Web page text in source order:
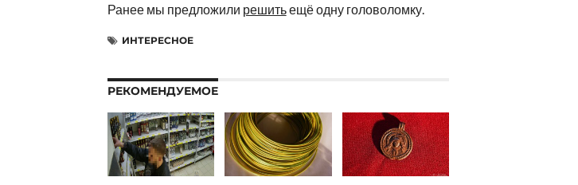
Ранее мы предложили решитьещё одну головоломку.
ИНТЕРЕСНОЕ
РЕКОМЕНДУЕМОЕ